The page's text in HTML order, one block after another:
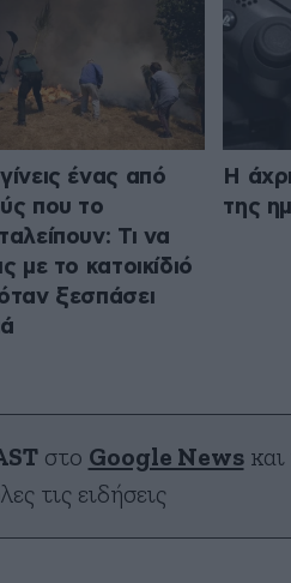
ένας από
που το
Τι να
με το κατοικίδιό
ξεσπάσει
Η
της
στο Google Newsκαι
τις ειδήσεις